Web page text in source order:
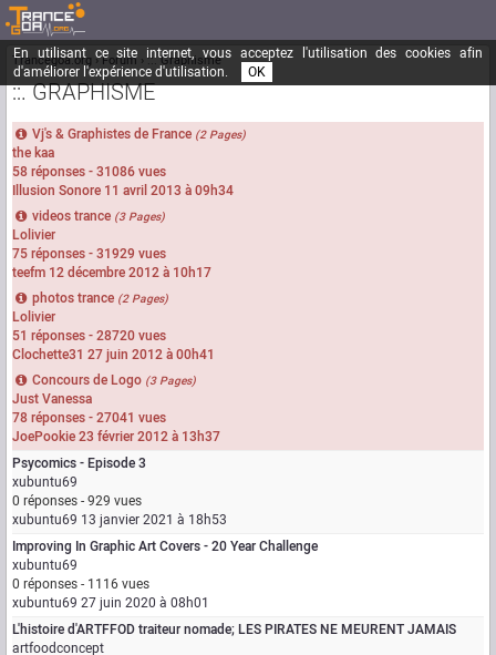
En utilisant ce site internet, vous acceptez l'utilisation des cookies afin
d'améliorer l'expérience d'utilisation.
OK
Trancegoa.org Forum ::. Graphisme
::. GRAPHISME
Vj's & Graphistes de France (2 Pages)
the kaa
58 réponses - 31086 vues
Illusion Sonore 11 avril 2013 à 09h34
videos trance (3 Pages)
Lolivier
75 réponses - 31929 vues
teefm 12 décembre 2012 à 10h17
photos trance (2 Pages)
Lolivier
51 réponses - 28720 vues
Clochette31 27 juin 2012 à 00h41
Concours de Logo (3 Pages)
Just Vanessa
78 réponses - 27041 vues
JoePookie23 février 2012 à 13h37
Psycomics - Episode 3
xubuntu69
0 réponses - 929 vues
xubuntu69 13 janvier 2021 à 18h53
Improving In Graphic Art Covers - 20 Year Challenge
xubuntu69
0 réponses - 1116 vues
xubuntu69 27 juin 2020 à 08h01
L'histoire d'ARTFFOD traiteur nomade; LES PIRATES NE MEURENT JAMAIS
artfoodconcept